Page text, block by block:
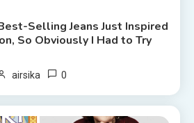
Selling Jeans Just Inspired
So Obviously I Had to Try
airsika 0